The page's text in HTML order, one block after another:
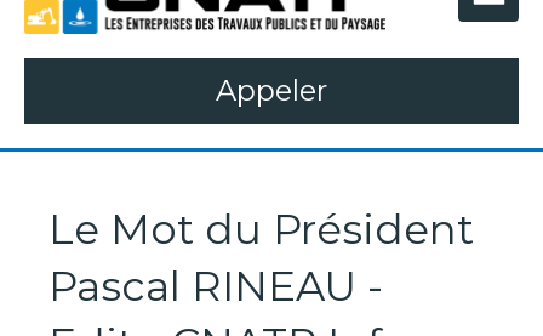
Appeler
Le Mot du Président
Pascal RINEAU -